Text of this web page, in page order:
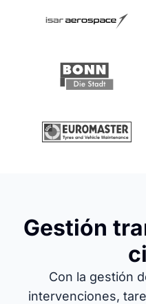
Gestión
Con la gestión
intervenciones,